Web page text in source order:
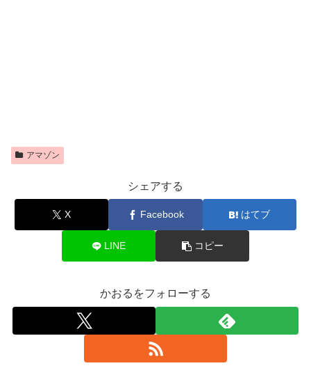
アマゾン
シェアする
X Facebook はてブ
LINE コピー
かおるをフォローする